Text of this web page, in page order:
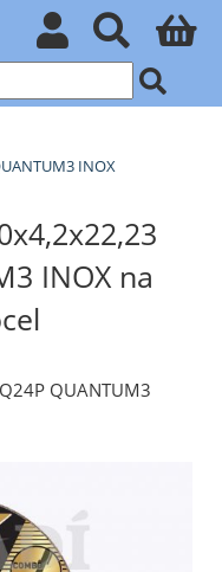
INOX
INOX na
QUANTUM3